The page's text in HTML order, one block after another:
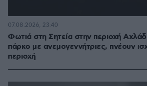
Φωτιά στη Σητεία στην περιοχή
πάρκο με ανεμογεννήτριες, πνέουν
περιοχή
07.08.2026, 23:40